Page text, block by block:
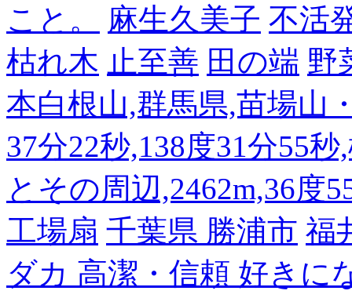
こと。
麻生久美子 不活
枯れ木 止至善 田の端 野
本白根山,群馬県,苗場山
37分22秒,138度31分55秒
とその周辺,2462m,36度
工場扇 千葉県 勝浦市 福
ダカ 高潔・信頼 好きに